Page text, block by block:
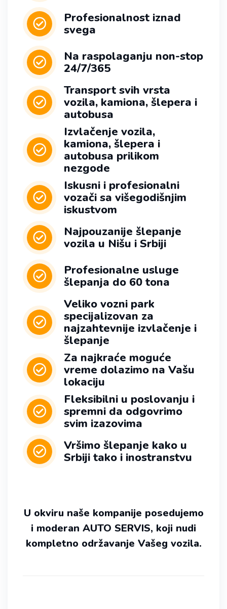
Profesionalnost iznad
svega
Na raspolaganju non-stop
24/7/365
Transport svih vrsta
vozila, kamiona, šlepera i
autobusa
Izvlačenje vozila,
kamiona, šlepera i
autobusa prilikom
nezgode
Iskusni i profesionalni
vozači sa višegodišnjim
iskustvom
Najpouzanije šlepanje
vozila u Nišu i Srbiji
Profesionalne usluge
šlepanja do 60 tona
Veliko vozni park
specijalizovan za
najzahtevnije izvlačenje i
šlepanje
Za najkraće moguće
vreme dolazimo na Vašu
lokaciju
Fleksibilni u poslovanju i
spremni da odgovrimo
svim izazovima
Vršimo šlepanje kako u
Srbiji tako i inostranstvu
U okviru naše kompanije posedujemo
i moderan AUTO SERVIS, koji nudi
kompletno održavanje Vašeg vozila.